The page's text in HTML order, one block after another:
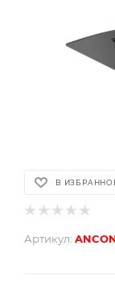
В
Артикул: